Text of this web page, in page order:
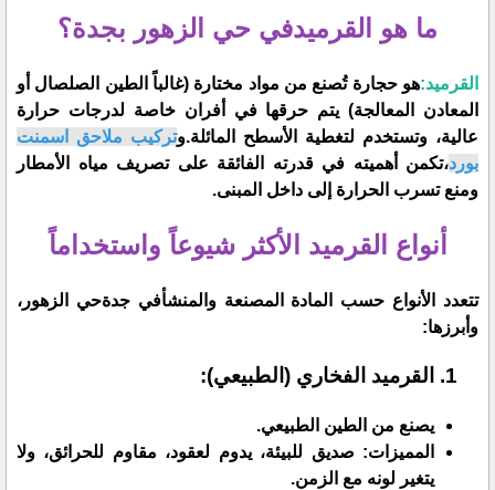
​ما هو القرميدفي حي الزهور بجدة؟
القرميد:هو حجارة تُصنع من مواد مختارة (غالباً الطين الصلصال أو
المعادن المعالجة) يتم حرقها في أفران خاصة لدرجات حرارة
عالية، وتستخدم لتغطية الأسطح المائلة.وتركيب ملاحق اسمنت
بورد،تكمن أهميته في قدرته الفائقة على تصريف مياه الأمطار
ومنع تسرب الحرارة إلى داخل المبنى.
أنواع القرميد الأكثر شيوعاً واستخداماً
​تتعدد الأنواع حسب المادة المصنعة والمنشأفي جدةحي الزهور،
وأبرزها:
​القرميد الفخاري (الطبيعي):
​يصنع من الطين الطبيعي.
​المميزات: صديق للبيئة، يدوم لعقود، مقاوم للحرائق، ولا
يتغير لونه مع الزمن.